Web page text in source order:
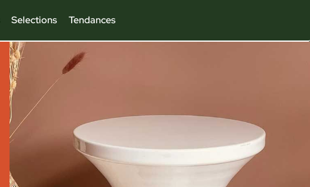
Selections Tendances